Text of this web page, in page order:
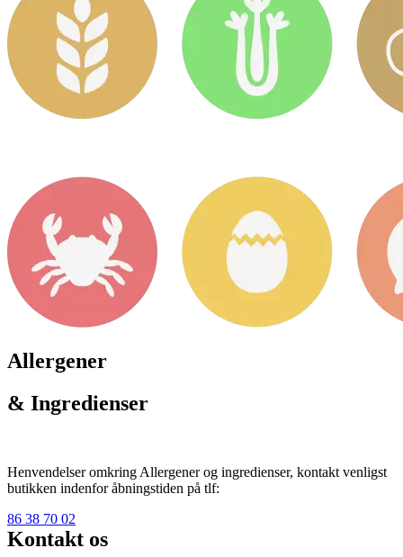
Allergener
& Ingredienser
Henvendelser omkring Allergener og ingredienser, kontakt venligst
butikken indenfor åbningstiden på tlf:
86 38 70 02
Kontakt os